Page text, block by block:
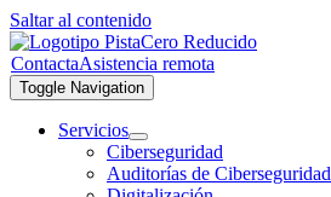
Saltar al contenido
ContactaAsistencia remota
Toggle Navigation
Servicios
Ciberseguridad
Auditorías de Ciberseguridad